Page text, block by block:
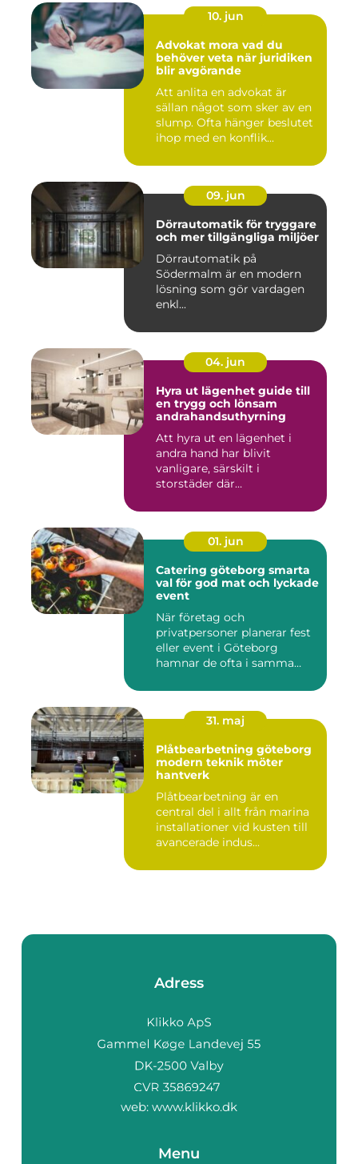
10. jun
Advokat mora vad du
behöver veta när juridiken
blir avgörande
Att anlita en advokat är
sällan något som sker av en
slump. Ofta hänger beslutet
ihop med en konflik...
09. jun
Dörrautomatik för tryggare
och mer tillgängliga miljöer
Dörrautomatik på
Södermalm är en modern
lösning som gör vardagen
enkl...
04. jun
Hyra ut lägenhet guide till
en trygg och lönsam
andrahandsuthyrning
Att hyra ut en lägenhet i
andra hand har blivit
vanligare, särskilt i
storstäder där
01. jun
Catering göteborg smarta
val för god mat och lyckade
event
När företag och
privatpersoner planerar fest
eller event i Göteborg
hamnar de ofta i samma
31. maj
Plåtbearbetning göteborg
modern teknik möter
hantverk
Plåtbearbetning är en
central del i allt från marina
installationer vid kusten till
avancerade indus...
Adress
web: www.klikko.dk
Menu